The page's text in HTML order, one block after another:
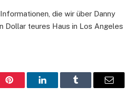
die wir über Danny
Dollar teures Haus in Los Angeles
Pinterest LinkedInTumblr Email